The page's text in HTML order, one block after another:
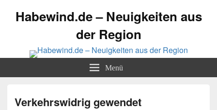
Habewind.de – Neuigkeiten aus
der Region
Menü
Verkehrswidrig gewendet